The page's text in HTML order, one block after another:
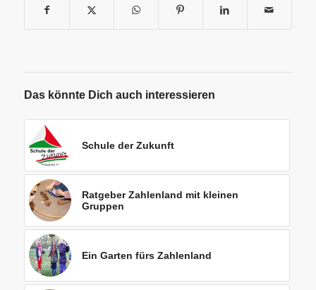
Das könnte Dich auch interessieren
Schule der Zukunft
Ratgeber Zahlenland mit kleinen
Gruppen
Ein Garten fürs Zahlenland